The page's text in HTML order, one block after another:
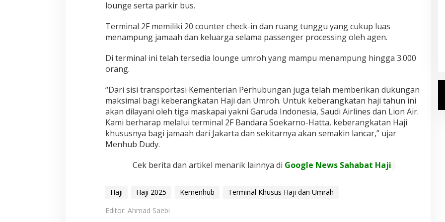
c
lounge serta parkir bus.
Terminal 2F memiliki 20 counter check-in dan ruang tunggu yang cukup luas
menampung jamaah dan keluarga selama passenger processing oleh agen.
Di terminal ini telah tersedia lounge umroh yang mampu menampung hingga 3.000
orang.
“Dari sisi transportasi Kementerian Perhubungan juga telah memberikan dukungan
maksimal bagi keberangkatan Haji dan Umroh. Untuk keberangkatan haji tahun ini
akan dilayani oleh tiga maskapai yakni Garuda Indonesia, Saudi Airlines dan Lion Air.
Kami berharap melalui terminal 2F Bandara Soekarno-Hatta, keberangkatan Haji
khususnya bagi jamaah dari Jakarta dan sekitarnya akan semakin lancar,” ujar
Menhub Dudy.
Cek berita dan artikel menarik lainnya di Google News Sahabat Haji
Haji Haji 2025 Kemenhub
Terminal Khusus Haji dan Umrah
Editor: Ahmad Saebi
Kemenhaj Umumkan Daftar
Jemaah Haji 2027